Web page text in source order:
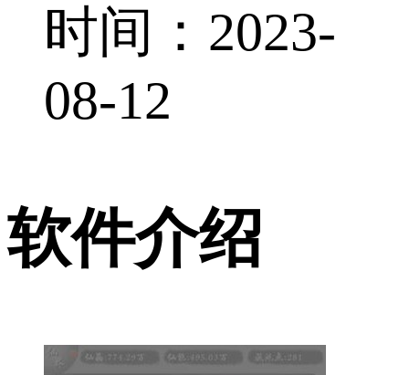
时间：2023-
08-12
软件介绍